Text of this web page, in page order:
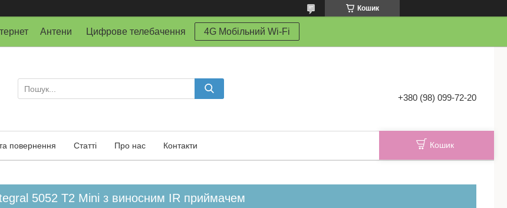
Кошик
Антени Цифрове телебачення 4G Мобільний Wi-Fi
+380 (98) 099-72-20
повернення Статті Про нас Контакти Кошик
5052 T2 Mini з виносним IR приймачем